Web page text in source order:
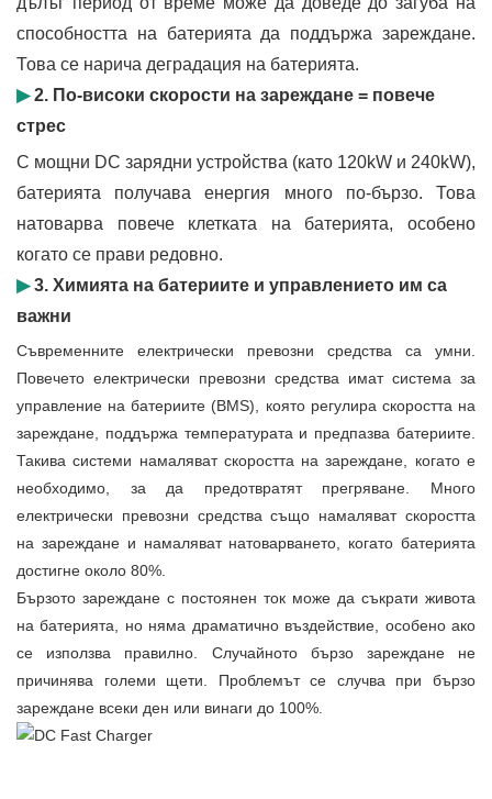
способността на батерията да поддържа зареждане.
Това се нарича деградация на батерията.
▶2. По-високи скорости на зареждане = повече
стрес
С мощни DC зарядни устройства (като 120kW и 240kW),
батерията получава енергия много по-бързо. Това
натоварва повече клетката на батерията, особено
когато се прави редовно.
▶3. Химията на батериите и управлението им са
важни
Съвременните електрически превозни средства са умни.
Повечето електрически превозни средства имат система за
управление на батериите (BMS), която регулира скоростта на
зареждане, поддържа температурата и предпазва батериите.
Такива системи намаляват скоростта на зареждане, когато е
необходимо, за да предотвратят прегряване. Много
електрически превозни средства също намаляват скоростта
на зареждане и намаляват натоварването, когато батерията
достигне около 80%.
Бързото зареждане с постоянен ток може да съкрати живота
на батерията, но няма драматично въздействие, особено ако
се използва правилно. Случайното бързо зареждане не
причинява големи щети. Проблемът се случва при бързо
зареждане всеки ден или винаги до 100%.